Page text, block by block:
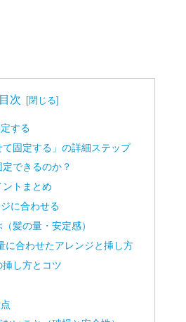
目次
する
て固定する」の詳細ステップ
できるのか？
トまとめ
に合わせる
髪の量・安定感）
に合わせたアレンジと挿し方
し方とコツ